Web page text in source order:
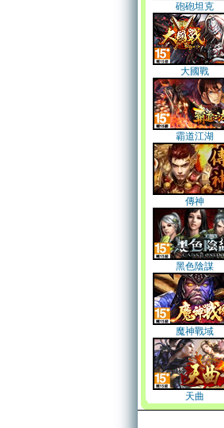
砲砲坦克
大國戰
霸道江湖
傳神
黑色陰謀
魔神戰域
天曲